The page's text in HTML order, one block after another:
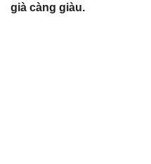
già càng giàu.